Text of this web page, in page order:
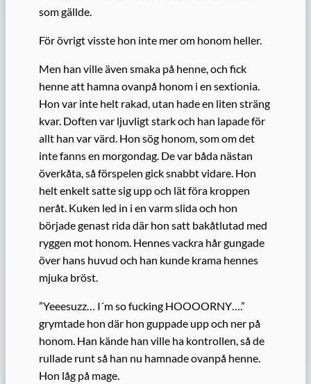
som gällde.
För övrigt visste hon inte mer om honom heller.
Men han ville även smaka på henne, och fick
henne att hamna ovanpå honom i en sextionia.
Hon var inte helt rakad, utan hade en liten sträng
kvar. Doften var ljuvligt stark och han lapade för
allt han var värd. Hon sög honom, som om det
inte fanns en morgondag. De var båda nästan
överkåta, så förspelen gick snabbt vidare. Hon
helt enkelt satte sig upp och lät föra kroppen
neråt. Kuken led in i en varm slida och hon
började genast rida där hon satt bakåtlutad med
ryggen mot honom. Hennes vackra hår gungade
över hans huvud och han kunde krama hennes
mjuka bröst.
”Yeeesuzz… I´m so fucking HOOOORNY….”
grymtade hon där hon guppade upp och ner på
honom. Han kände han ville ha kontrollen, så de
rullade runt så han nu hamnade ovanpå henne.
Hon låg på mage.